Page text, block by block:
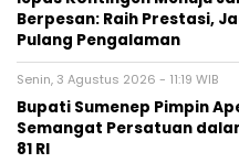
Berpesan: Raih Prestasi,
Pulang Pengalaman
Senin, 3 Agustus 2026 - 11:19 WIB
Bupati Sumenep Pimpin
Semangat Persatuan
81 RI